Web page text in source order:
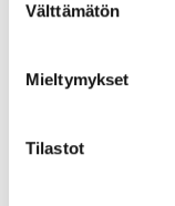
valinta
Välttämätön
Mieltymykset
Tilastot
2,90€